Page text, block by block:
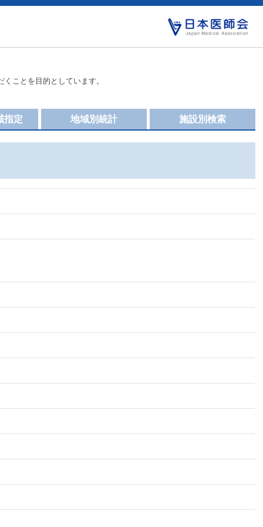
ことを目的としています。
施設別検索
地域別統計
指定